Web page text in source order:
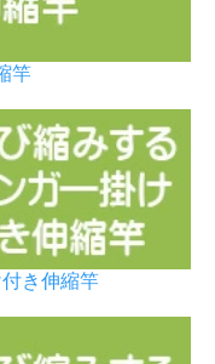
竿
き伸縮竿